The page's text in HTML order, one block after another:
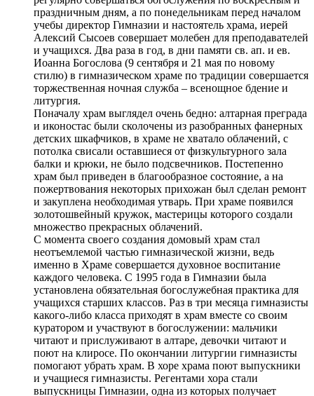
праздничным дням, а по понедельникам перед началом
учебы директор Гимназии и настоятель храма, иерей
Алексий Сысоев совершает молебен для преподавателей
и учащихся. Два раза в год, в дни памяти св. ап. и ев.
Иоанна Богослова (9 сентября и 21 мая по новому
стилю) в гимназическом храме по традиции совершается
торжественная ночная служба – всенощное бдение и
литургия.
Поначалу храм выглядел очень бедно: алтарная преграда
и иконостас были сколочены из разобранных фанерных
детских шкафчиков, в храме не хватало облачений, с
потолка свисали оставшиеся от физкультурного зала
балки и крюки, не было подсвечников. Постепенно
храм был приведен в благообразное состояние, а на
пожертвования некоторых прихожан был сделан ремонт
и закуплена необходимая утварь. При храме появился
золотошвейный кружок, мастерицы которого создали
множество прекрасных облачений.
С момента своего создания домовый храм стал
неотъемлемой частью гимназической жизни, ведь
именно в Храме совершается духовное воспитание
каждого человека. С 1995 года в Гимназии была
установлена обязательная богослужебная практика для
учащихся старших классов. Раз в три месяца гимназисты
какого-либо класса приходят в храм вместе со своим
куратором и участвуют в богослужении: мальчики
читают и прислуживают в алтаре, девочки читают и
поют на клиросе. По окончании литургии гимназисты
помогают убрать храм. В хоре храма поют выпускники
и учащиеся гимназисты. Регентами хора стали
выпускницы Гимназии, одна из которых получает